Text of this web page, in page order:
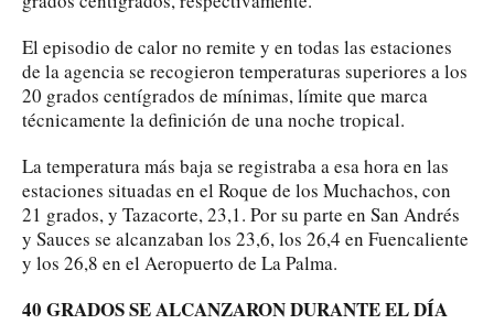
El episodio de calor no remite y en todas las estaciones
de la agencia se recogieron temperaturas superiores a los
20 grados centígrados de mínimas, límite que marca
técnicamente la definición de una noche tropical.
La temperatura más baja se registraba a esa hora en las
estaciones situadas en el Roque de los Muchachos, con
21 grados, y Tazacorte, 23,1. Por su parte en San Andrés
y Sauces se alcanzaban los 23,6, los 26,4 en Fuencaliente
y los 26,8 en el Aeropuerto de La Palma.
40 GRADOS SE ALCANZARON DURANTE EL DÍA